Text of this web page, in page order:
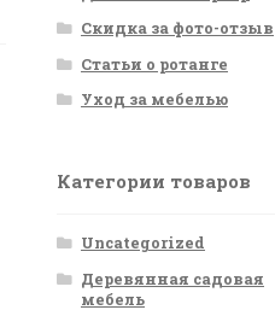
Скидка за фото-отзыв
Статьи о ротанге
Уход за мебелью
Категории товаров
Uncategorized
Деревянная садовая
мебель